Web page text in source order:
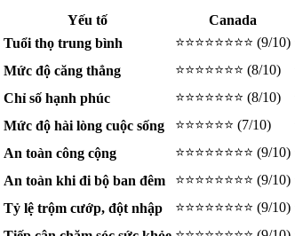
Yếu tố Canada
Tuổi thọ trung bình
⭐⭐⭐⭐⭐⭐⭐⭐ (9/10)
Mức độ căng thẳng
⭐⭐⭐⭐⭐⭐⭐ (8/10)
Chỉ số hạnh phúc
⭐⭐⭐⭐⭐⭐⭐ (8/10)
Mức độ hài lòng cuộc sống
⭐⭐⭐⭐⭐⭐ (7/10)
An toàn công cộng
⭐⭐⭐⭐⭐⭐⭐⭐ (9/10)
An toàn khi đi bộ ban đêm
⭐⭐⭐⭐⭐⭐⭐⭐ (9/10)
Tỷ lệ trộm cướp, đột nhập
⭐⭐⭐⭐⭐⭐⭐⭐ (9/10)